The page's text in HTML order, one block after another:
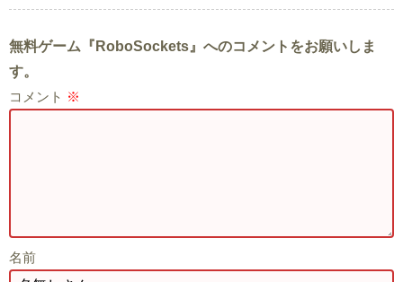
無料ゲーム『RoboSockets』へのコメントをお願いしま
す。
コメント ※
名前